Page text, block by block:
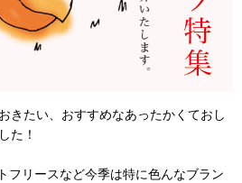
きたい、おすすめなあったかくておし
た！
フリースなど今季は特に色んなブラン